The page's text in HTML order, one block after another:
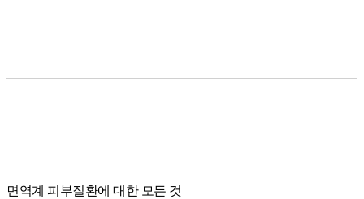
면역계 피부질환에 대한 모든 것